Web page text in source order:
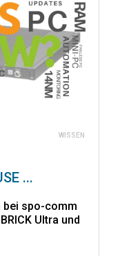
WISSEN
...
bei spo-comm
Ultra und